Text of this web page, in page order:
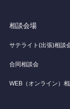
相談会場
サテライト(出張)相談
合同相談会
WEB（オンライン）